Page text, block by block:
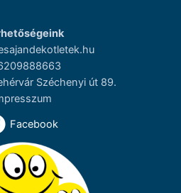
Széchenyi út 89.
Facebook